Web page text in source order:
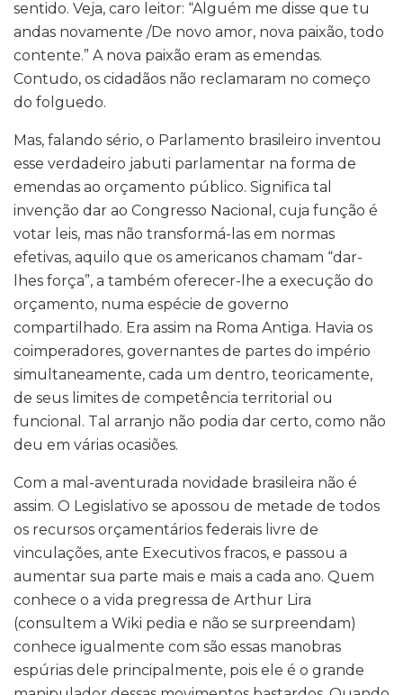
sentido. Veja, caro leitor: “Alguém me disse que tu
andas novamente /De novo amor, nova paixão, todo
contente.” A nova paixão eram as emendas.
Contudo, os cidadãos não reclamaram no começo
do folguedo.
Mas, falando sério, o Parlamento brasileiro inventou
esse verdadeiro jabuti parlamentar na forma de
emendas ao orçamento público. Significa tal
invenção dar ao Congresso Nacional, cuja função é
votar leis, mas não transformá-las em normas
efetivas, aquilo que os americanos chamam “dar-
lhes força”, a também oferecer-lhe a execução do
orçamento, numa espécie de governo
compartilhado. Era assim na Roma Antiga. Havia os
coimperadores, governantes de partes do império
simultaneamente, cada um dentro, teoricamente,
de seus limites de competência territorial ou
funcional. Tal arranjo não podia dar certo, como não
deu em várias ocasiões.
Com a mal-aventurada novidade brasileira não é
assim. O Legislativo se apossou de metade de todos
os recursos orçamentários federais livre de
vinculações, ante Executivos fracos, e passou a
aumentar sua parte mais e mais a cada ano. Quem
conhece o a vida pregressa de Arthur Lira
(consultem a Wiki pedia e não se surpreendam)
conhece igualmente com são essas manobras
espúrias dele principalmente, pois ele é o grande